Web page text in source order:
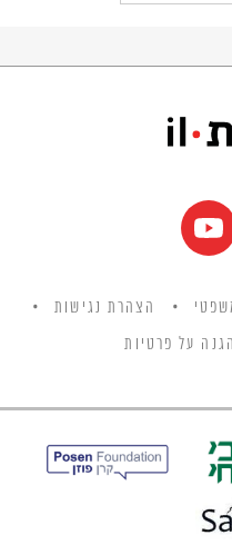
הצהרת נגישות
על פרטיות